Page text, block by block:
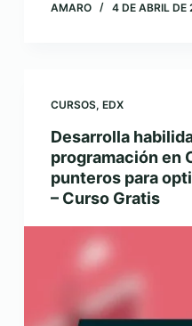
AMARO 4 DE ABRIL DE
CURSOS, EDX
Desarrolla
programación en
punteros para
– Curso Gratis